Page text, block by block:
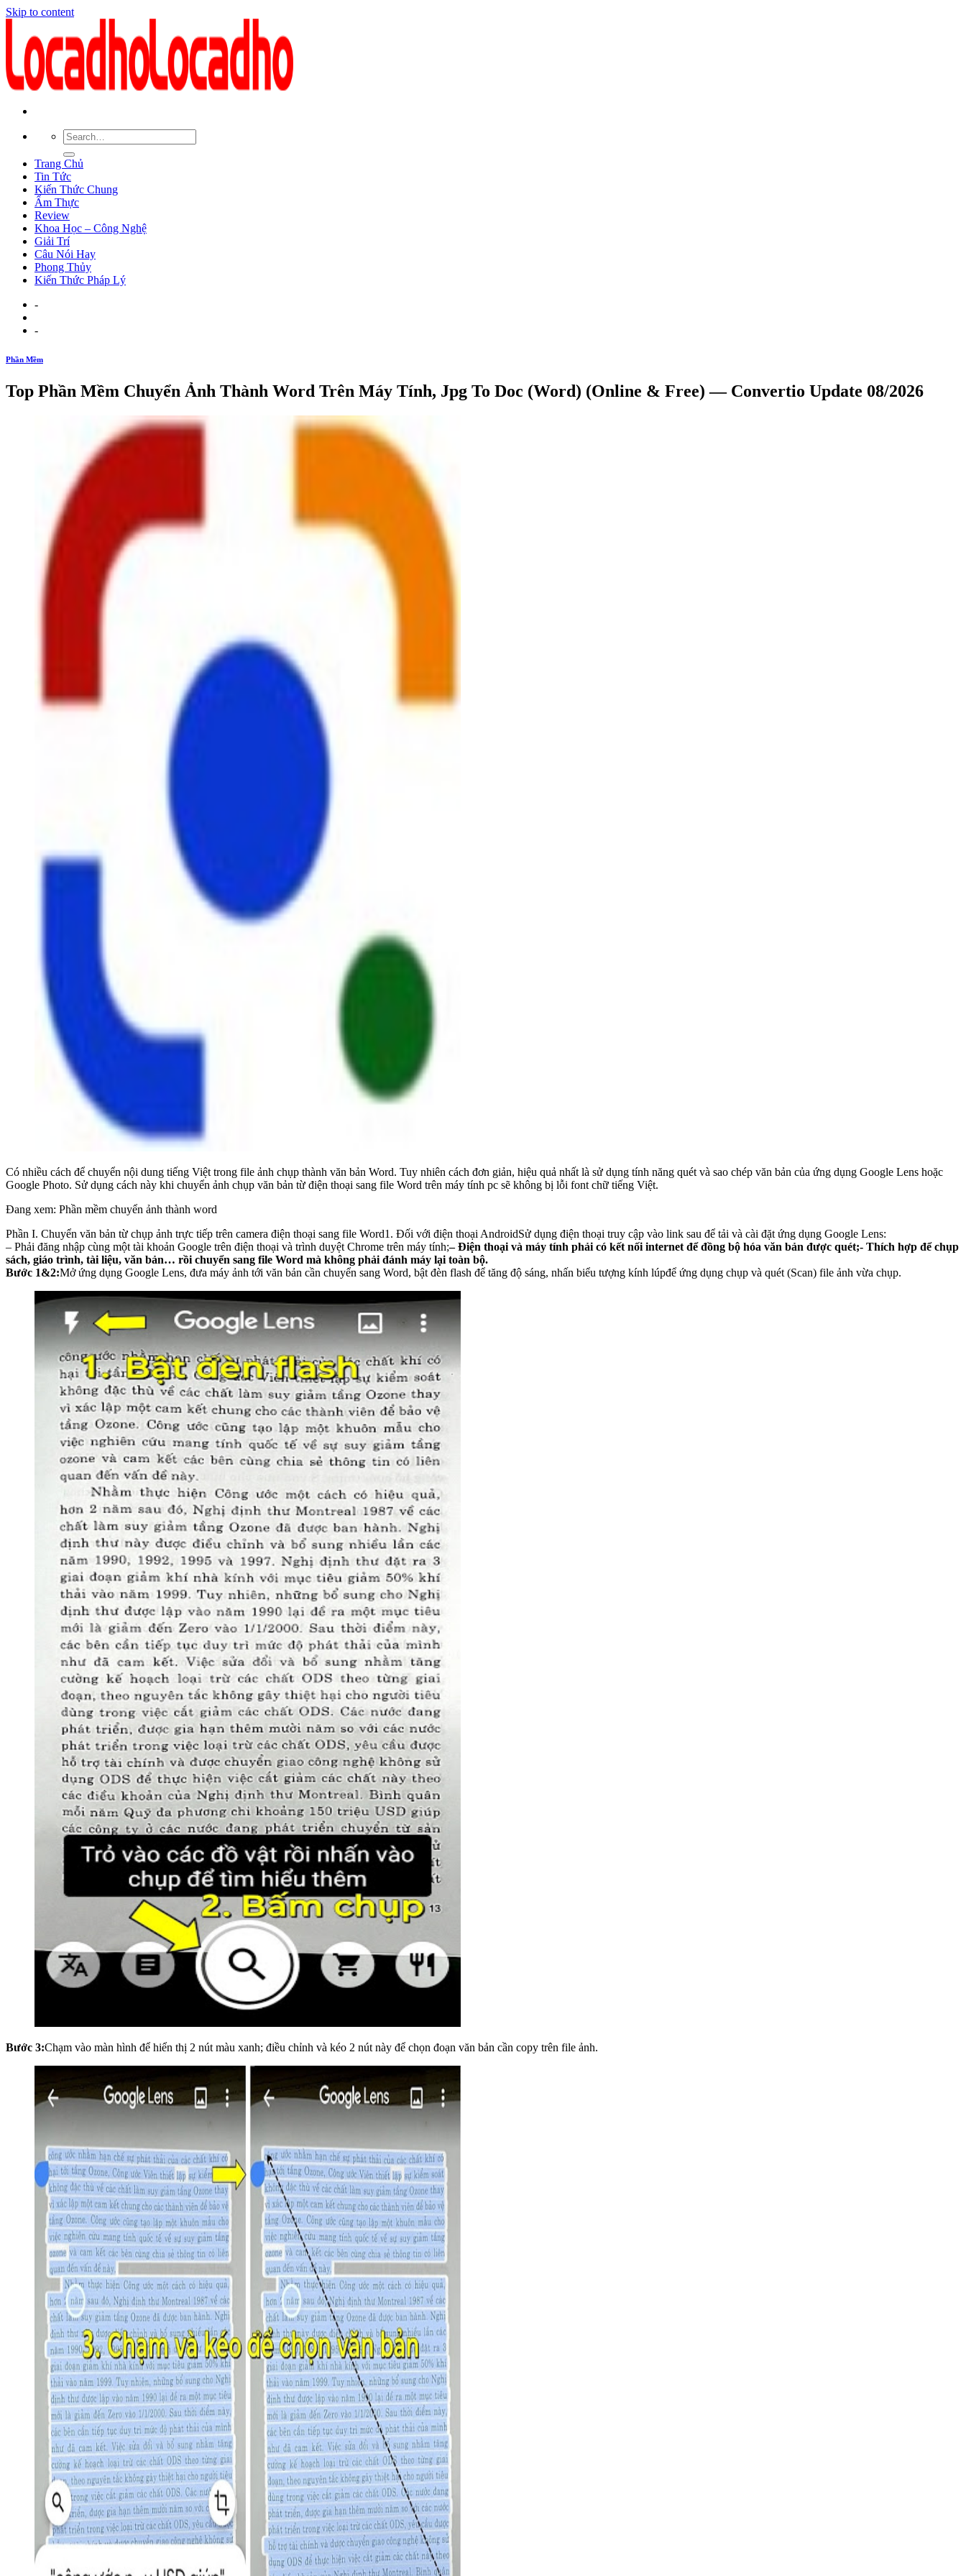
Skip to content
Trang Chủ
Tin Tức
Kiến Thức Chung
Ẩm Thực
Review
Khoa Học – Công Nghệ
Giải Trí
Câu Nói Hay
Phong Thủy
Kiến Thức Pháp Lý
-
-
Phần Mềm
Top Phần Mềm Chuyển Ảnh Thành Word Trên Máy Tính, Jpg To Doc (Word) (Online & Free) — Convertio Update 08/2026
Có nhiều cách để chuyển nội dung tiếng Việt trong file ảnh chụp thành văn bản Word. Tuy nhiên cách đơn giản, hiệu quả nhất là sử dụng tính năng quét và sao chép văn bản của ứng dụng Google Lens hoặc
Google Photo. Sử dụng cách này khi chuyển ảnh chụp văn bản từ điện thoại sang file Word trên máy tính pc sẽ không bị lỗi font chữ tiếng Việt.
Đang xem: Phần mềm chuyển ảnh thành word
Phần I. Chuyển văn bản từ chụp ảnh trực tiếp trên camera điện thoại sang file Word1. Đối với điện thoại AndroidSử dụng điện thoại truy cập vào link sau để tải và cài đặt ứng dụng Google Lens:
– Phải đăng nhập cùng một tài khoản Google trên điện thoại và trình duyệt Chrome trên máy tính;– Điện thoại và máy tính phải có kết nối internet để đồng bộ hóa văn bản được quét;- Thích hợp để chụp
sách, giáo trình, tài liệu, văn bản… rồi chuyển sang file Word mà không phải đánh máy lại toàn bộ.
Bước 1&2:Mở ứng dụng Google Lens, đưa máy ảnh tới văn bản cần chuyển sang Word, bật đèn flash để tăng độ sáng, nhấn biểu tượng kính lúpđể ứng dụng chụp và quét (Scan) file ảnh vừa chụp.
Bước 3:Chạm vào màn hình để hiển thị 2 nút màu xanh; điều chỉnh và kéo 2 nút này để chọn đoạn văn bản cần copy trên file ảnh.